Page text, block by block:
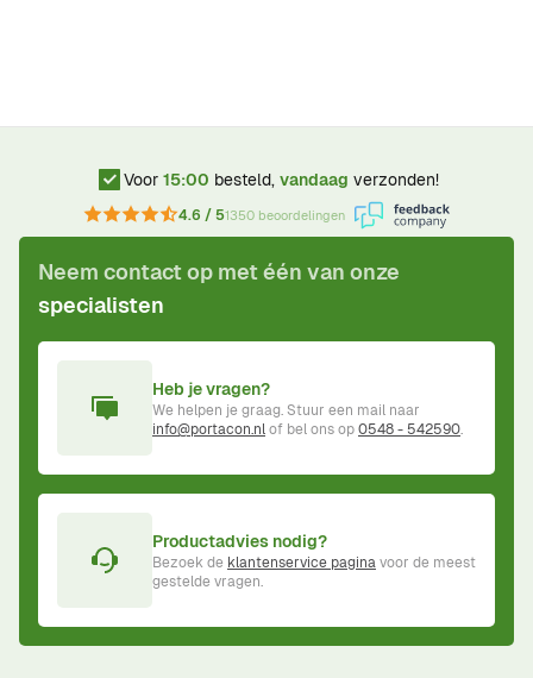
Voor 15:00 besteld, vandaag verzonden!
4.6 / 51350 beoordelingen
Neem contact op met één van onze
specialisten
Heb je vragen?
We helpen je graag. Stuur een mail naar
info@portacon.nlof bel ons op0548 - 542590.
Productadvies nodig?
Bezoek de klantenservice paginavoor de meest
gestelde vragen.